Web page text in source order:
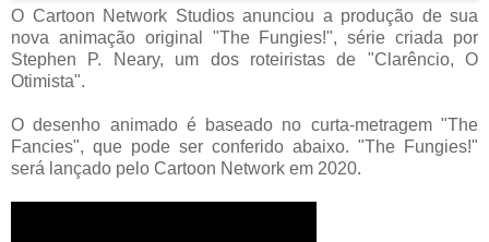
O Cartoon Network Studios anunciou a produção de sua
nova animação original "The Fungies!", série criada por
Stephen P. Neary, um dos roteiristas de "Clarêncio, O
Otimista".
O desenho animado é baseado no curta-metragem "The
Fancies", que pode ser conferido abaixo. "The Fungies!"
será lançado pelo Cartoon Network em 2020.